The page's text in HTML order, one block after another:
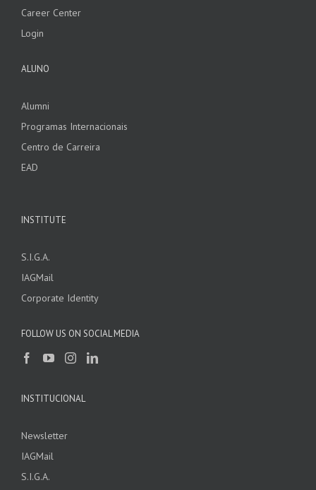
Career Center
Login
ALUNO
Alumni
Programas Internacionais
Centro de Carreira
EAD
INSTITUTE
S.I.G.A.
IAGMail
Corporate Identity
FOLLOW US ON SOCIAL MEDIA
INSTITUCIONAL
Newsletter
IAGMail
S.I.G.A.